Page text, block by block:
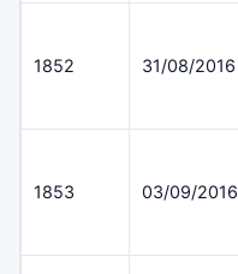
1852 31/08/2016
1853 03/09/2016